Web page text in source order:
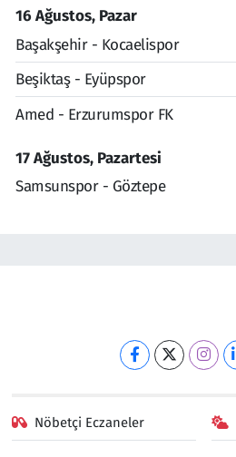
16 Ağustos, Pazar
Başakşehir - Kocaelispor
Beşiktaş - Eyüpspor
Amed - Erzurumspor FK
17 Ağustos, Pazartesi
Samsunspor - Göztepe
Nöbetçi Eczaneler